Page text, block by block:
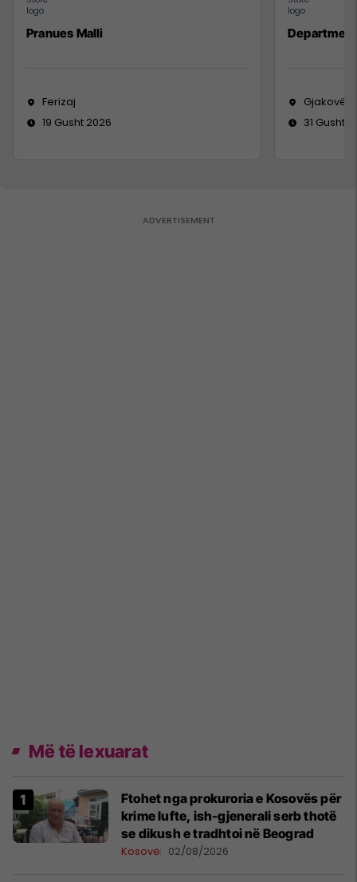
Pranues Malli
Ferizaj
19 Gusht 2026
Gjakovë
31 Gusht
Më të lexuarat
Ftohet nga prokuroria e Kosovës për
krime lufte, ish-gjenerali serb thotë
se dikush e tradhtoi në Beograd
Kosovë 02/08/2026